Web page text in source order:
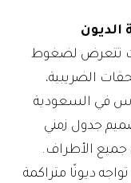
الديون
تتعرض لضغوط
الضريبية،
في السعودية
جدول زمني
جميع الأطراف.
ديونًا متراكمة